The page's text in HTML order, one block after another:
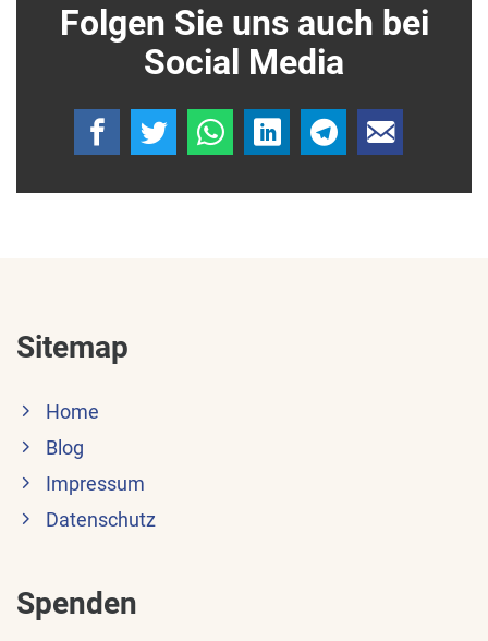
Folgen Sie uns auch bei
Social Media
Sitemap
Home
Blog
Impressum
Datenschutz
Spenden